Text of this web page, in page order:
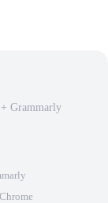
Grammarly